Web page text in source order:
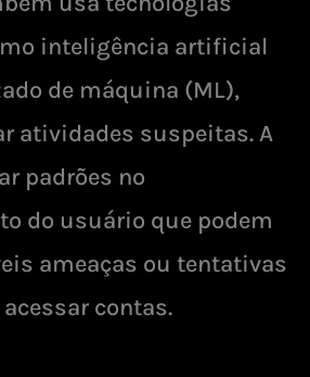
inteligência artificial
de máquina (ML),
atividades suspeitas. A
padrões no
do usuário que podem
ameaças ou tentativas
contas.